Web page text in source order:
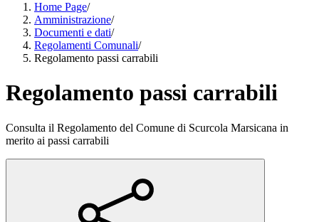
Home Page/
Amministrazione/
Documenti e dati/
Regolamenti Comunali/
Regolamento passi carrabili
Regolamento passi carrabili
Consulta il Regolamento del Comune di Scurcola Marsicana in
merito ai passi carrabili